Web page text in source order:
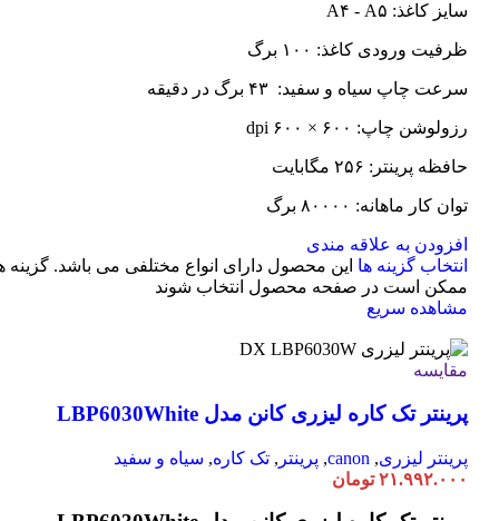
سایز کاغذ: A۴ - A۵
ظرفیت ورودی کاغذ: ۱۰۰ برگ
سرعت چاپ سیاه و سفید: ۴۳ برگ در دقیقه
رزولوشن چاپ: ۶۰۰ × ۶۰۰ dpi
حافظه پرینتر: ۲۵۶ مگابایت
توان کار ماهانه: ۸۰۰۰۰ برگ
افزودن به علاقه مندی
انتخاب گزینه ها این محصول دارای انواع مختلفی می باشد. گزینه
ممکن است در صفحه محصول انتخاب شوند
مشاهده سریع
مقایسه
پرینتر تک کاره لیزری کانن مدل LBP6030White
پرینتر لیزری,
canon
, پرینتر , تک کاره, سیاه و سفید
۲۱.۹۹۲.۰۰۰ تومان